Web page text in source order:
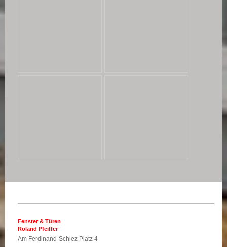
Fenster & Türen
Roland Pfeiffer
Am Ferdinand-Schlez Platz 4